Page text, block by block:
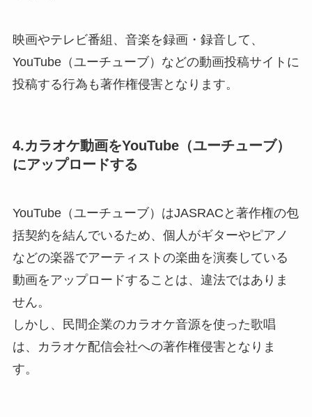
映画やテレビ番組、音楽を録画・録音して、
YouTube（ユーチューブ）などの動画投稿サイトに
投稿する行為も著作権侵害となります。
4.カラオケ動画をYouTube（ユーチューブ）
にアップロードする
YouTube（ユーチューブ）はJASRACと著作権の包
括契約を結んでいるため、個人がギターやピアノ
などの楽器でアーティストの楽曲を演奏している
動画をアップロードすることは、違法ではありま
せん。
しかし、民間企業のカラオケ音源を使った歌唱
は、カラオケ配信会社への著作権侵害となりま
す。